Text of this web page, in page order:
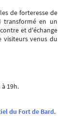
de forteresse de
transformé en un
et d'échange
visiteurs venus du
19h.
du Fort de Bard.